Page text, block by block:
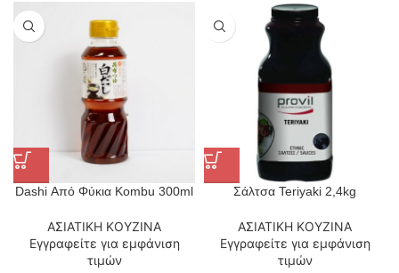
Dashi Από Φύκια Kombu 300ml
ΑΣΙΑΤΙΚΗ ΚΟΥΖΙΝΑ
Εγγραφείτε για εμφάνιση
τιμών
Σάλτσα Teriyaki 2,4kg
ΑΣΙΑΤΙΚΗ ΚΟΥΖΙΝΑ
Εγγραφείτε για εμφάνιση
τιμών